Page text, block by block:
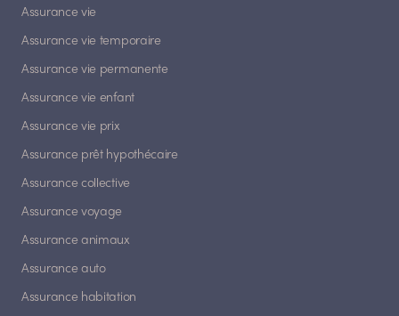
Assurance vie
Assurance vie temporaire
Assurance vie permanente
Assurance vie enfant
Assurance vie prix
Assurance prêt hypothécaire
Assurance collective
Assurance voyage
Assurance animaux
Assurance auto
Assurance habitation